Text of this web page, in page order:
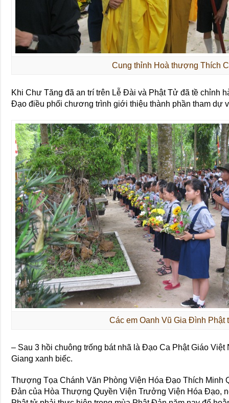
Cung thỉnh Hoà thượng Thích
Khi Chư Tăng đã an trí trên Lễ Đài và Phật Tử đã tề chỉnh
Đạo điều phối chương trình giới thiệu thành phần tham dự
Các em Oanh Vũ Gia Đình Phật
– Sau 3 hồi chuông trống bát nhã là Đạo Ca Phật Giáo Việt
Giang xanh biếc.
Thượng Tọa Chánh Văn Phòng Viện Hóa Đạo Thích Minh
Đản của Hòa Thượng Quyền Viện Trưởng Viện Hóa Đạo,